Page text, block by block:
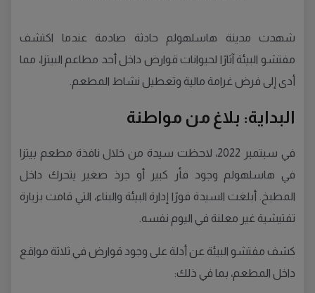
شهدت مدينة هاسلهولم حادثة صادمة عندما اكتشف
مفتشو البيئة آثارًا لحيوانات قوارض داخل أحد مطاعم البيتزا، مما
أدى إلى فرض غرامة مالية وتعطيل نشاط المطعم.
البداية: بلاغ من مواطنة
في سبتمبر 2022، لاحظت سيدة من خلال نافذة مطعم بيتزا
في هاسلهولم وجود فأر كبير أو جرذ صغير يتحرك داخل
المطبخ. أبلغت السيدة فورًا إدارة البيئة والبناء، التي قامت بزيارة
تفتيشية غير معلنة في اليوم نفسه.
كشف مفتشو البيئة عن أدلة على وجود قوارض في ثلاثة مواقع
داخل المطعم، بما في ذلك: